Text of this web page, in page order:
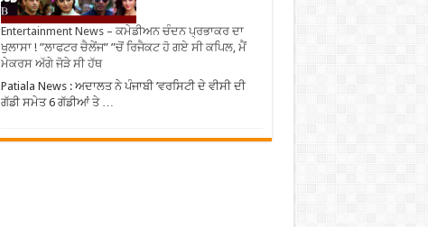
Entertainment News – ਕਮੇਡੀਅਨ ਚੰਦਨ ਪ੍ਰਭਾਕਰ ਦਾ
ਖੁਲਾਸਾ ! ”ਲਾਫਟਰ ਚੈਲੇਂਜ” ”ਚੋਂ ਰਿਜੈਕਟ ਹੋ ਗਏ ਸੀ ਕਪਿਲ, ਮੈਂ
ਮੇਕਰਸ ਅੱਗੇ ਜੋੜੇ ਸੀ ਹੱਥ
Patiala News : ਅਦਾਲਤ ਨੇ ਪੰਜਾਬੀ ’ਵਰਸਿਟੀ ਦੇ ਵੀਸੀ ਦੀ
ਗੱਡੀ ਸਮੇਤ 6 ਗੱਡੀਆਂ ਤੇ …